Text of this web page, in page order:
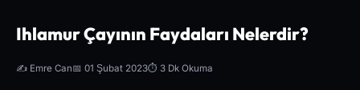
Ihlamur Çayının Faydaları Nelerdir?
✍️ Emre Can📅 01 Şubat 2023⏱️ 3 Dk Okuma